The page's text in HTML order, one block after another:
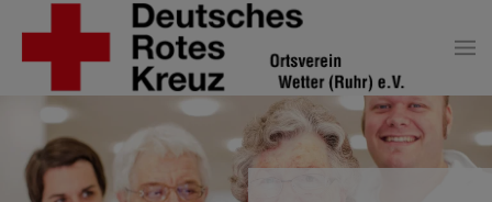
Zum Hauptinhalt springen